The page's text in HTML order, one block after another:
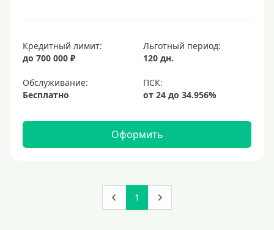
Кредитный лимит:
до 700 000 ₽
Льготный период:
120 дн.
Обслуживание:
Бесплатно
Оформить
1